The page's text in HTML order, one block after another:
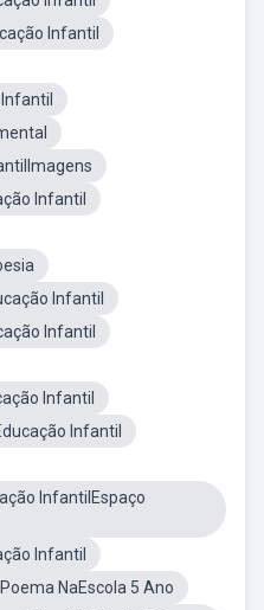
Infantil
Infantil
Infantil
Infantil
Infantil
Infantil
InfantilEspaço
Infantil
NaEscola 5 Ano